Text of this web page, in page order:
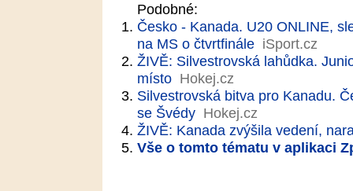
Podobné:
Česko - Kanada. U20 ONLINE,
na MS o čtvrtfinále iSport.cz
ŽIVĚ: Silvestrovská lahůdka.
místo Hokej.cz
Silvestrovská bitva pro Kanadu.
se Švédy Hokej.cz
ŽIVĚ: Kanada zvýšila vedení,
Vše o tomto tématu v aplikaci